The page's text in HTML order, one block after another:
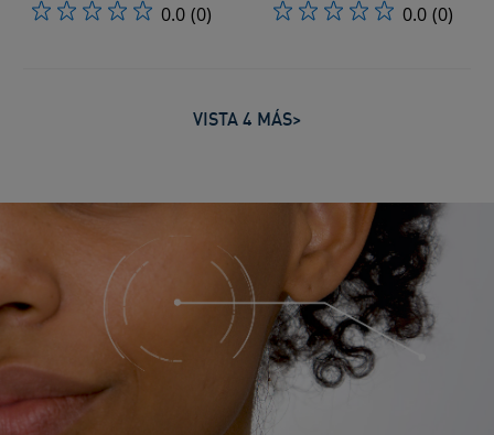
0.0 (0) 0.0 (0)
VISTA 4 MÁS>